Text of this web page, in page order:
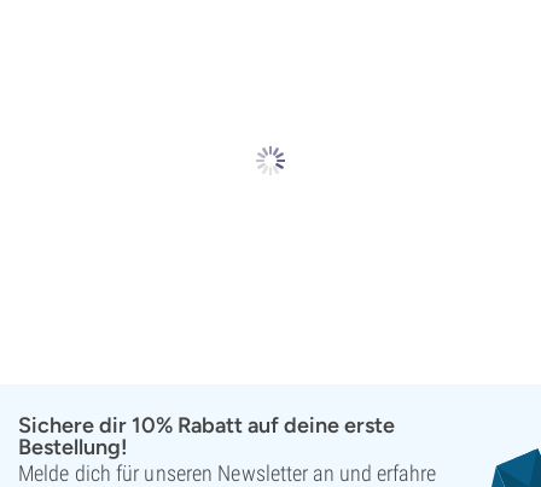
Sichere dir 10% Rabatt auf deine erste
Bestellung!
Melde dich für unseren Newsletter an und erfahre